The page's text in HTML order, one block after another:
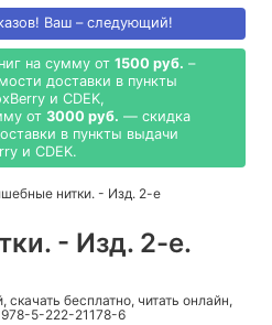
Ваш – следующий!
на сумму от 1500 руб. –
доставки в пункты
и CDEK,
от 3000 руб. — скидка
в пункты выдачи
и CDEK.
нитки. - Изд. 2-е
- Изд. 2-е.
скачать бесплатно, читать онлайн,
978-5-222-21178-6